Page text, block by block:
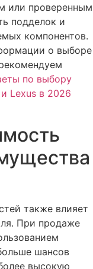
или проверенным
подделок и
компонентов.
о выборе
по выбору
Lexus в 2026
также влияет
При продаже
шансов
высокую